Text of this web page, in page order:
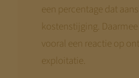
een percentage dat
kostenstijging.
vooral een reactie op
exploitatie.